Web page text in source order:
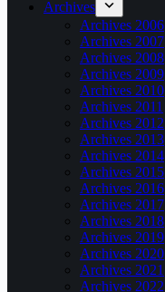
Archives
Archives 2006
Archives 2007
Archives 2008
Archives 2009
Archives 2010
Archives 2011
Archives 2012
Archives 2013
Archives 2014
Archives 2015
Archives 2016
Archives 2017
Archives 2018
Archives 2019
Archives 2020
Archives 2021
Archives 2022